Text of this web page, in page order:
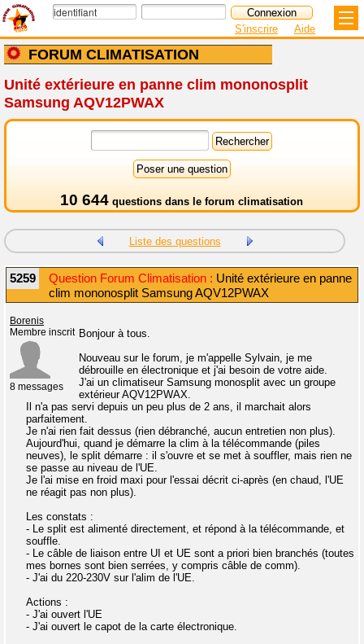
FORUM CLIMATISATION
S'inscrire Aide
Unité extérieure en panne clim mononosplit
Samsung AQV12PWAX
10 644 questions dans le forum climatisation
Liste des questions
5259 Question Forum Climatisation : Unité extérieure en panne
clim mononosplit Samsung AQV12PWAX
Borenis
Membre inscrit
8 messages
Bonjour à tous.
Nouveau sur le forum, je m'appelle Sylvain, je me
débrouille en électronique et j'ai besoin de votre aide.
J'ai un climatiseur Samsung monosplit avec un groupe
extérieur AQV12PWAX.
Il n'a pas servi depuis un peu plus de 2 ans, il marchait alors
parfaitement.
Je n'ai rien fait dessus (rien débranché, aucun entretien non plus).
Aujourd'hui, quand je démarre la clim à la télécommande (piles
neuves), le split démarre : il s'ouvre et se met à souffler, mais rien ne
se passe au niveau de l'UE.
Je l'ai mise en froid maxi pour l'essai décrit ci-après (en chaud, l'UE
ne réagit pas non plus).
Les constats :
- Le split est alimenté directement, et répond à la télécommande, et
souffle.
- Le câble de liaison entre UI et UE sont a priori bien branchés (toutes
mes bornes sont bien serrées, y compris câble de comm).
- J'ai du 220-230V sur l'alim de l'UE.
Actions :
- J'ai ouvert l'UE
- J'ai ouvert le capot de la carte électronique.